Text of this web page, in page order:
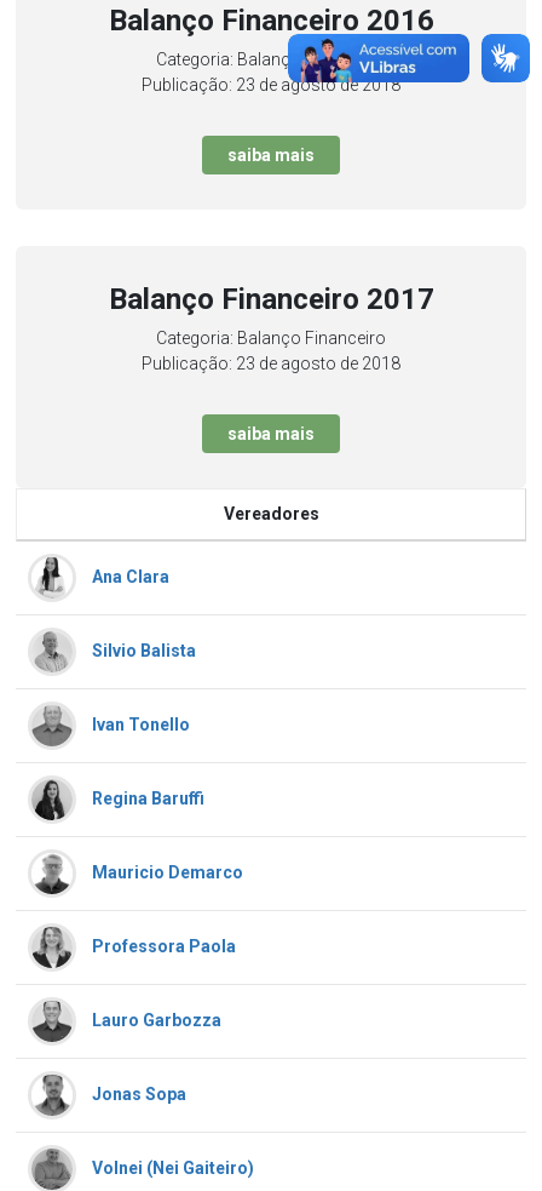
Balanço Financeiro 2016
Categoria: Balanço Financeiro
Publicação: 23 de agosto de 2018
saiba mais
Balanço Financeiro 2017
Categoria: Balanço Financeiro
Publicação: 23 de agosto de 2018
saiba mais
Vereadores
Ana Clara
Silvio Balista
Ivan Tonello
Regina Baruffi
Mauricio Demarco
Professora Paola
Lauro Garbozza
Jonas Sopa
Volnei (Nei Gaiteiro)